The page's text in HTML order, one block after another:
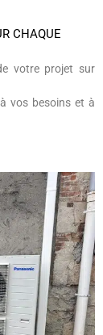
CHAQUE
votre projet sur
vos besoins et à